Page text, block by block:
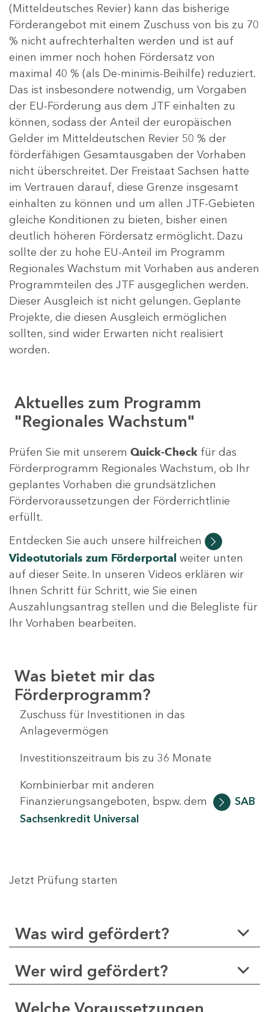
(Mitteldeutsches Revier) kann das bisherige
Förderangebot mit einem Zuschuss von bis zu 70
% nicht aufrechterhalten werden und ist auf
einen immer noch hohen Fördersatz von
maximal 40 % (als De-minimis-Beihilfe) reduziert.
Das ist insbesondere notwendig, um Vorgaben
der EU-Förderung aus dem JTF einhalten zu
können, sodass der Anteil der europäischen
Gelder im Mitteldeutschen Revier 50 % der
förderfähigen Gesamtausgaben der Vorhaben
nicht überschreitet. Der Freistaat Sachsen hatte
im Vertrauen darauf, diese Grenze insgesamt
einhalten zu können und um allen JTF-Gebieten
gleiche Konditionen zu bieten, bisher einen
deutlich höheren Fördersatz ermöglicht. Dazu
sollte der zu hohe EU-Anteil im Programm
Regionales Wachstum mit Vorhaben aus anderen
Programmteilen des JTF ausgeglichen werden.
Dieser Ausgleich ist nicht gelungen. Geplante
Projekte, die diesen Ausgleich ermöglichen
sollten, sind wider Erwarten nicht realisiert
worden.
Aktuelles zum Programm
"Regionales Wachstum"
Prüfen Sie mit unserem Quick-Check für das
Förderprogramm Regionales Wachstum, ob Ihr
geplantes Vorhaben die grundsätzlichen
Fördervoraussetzungen der Förderrichtlinie
erfüllt.
Entdecken Sie auch unsere hilfreichen
Videotutorials zum Förderportal weiter unten
auf dieser Seite. In unseren Videos erklären wir
Ihnen Schritt für Schritt, wie Sie einen
Auszahlungsantrag stellen und die Belegliste für
Ihr Vorhaben bearbeiten.
Was bietet mir das
Förderprogramm?
Zuschuss für Investitionen in das
Anlagevermögen
Investitionszeitraum bis zu 36 Monate
Kombinierbar mit anderen
Finanzierungsangeboten, bspw. dem
SAB
Sachsenkredit Universal
Jetzt Prüfung starten
Was wird gefördert?
Wer wird gefördert?
Welche Voraussetzungen